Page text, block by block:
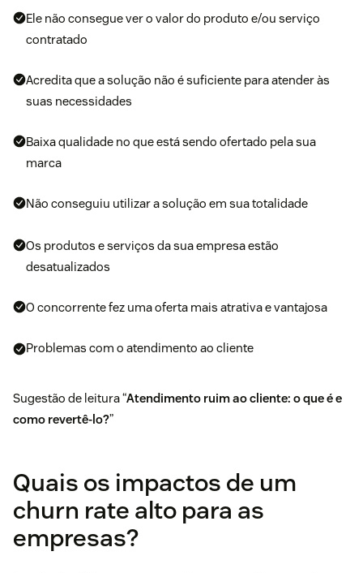
Ele não consegue ver o valor do produto e/ou serviço
contratado
Acredita que a solução não é suficiente para atender às
suas necessidades
Baixa qualidade no que está sendo ofertado pela sua
marca
Não conseguiu utilizar a solução em sua totalidade
Os produtos e serviços da sua empresa estão
desatualizados
O concorrente fez uma oferta mais atrativa e vantajosa
Problemas com o atendimento ao cliente
Sugestão de leitura “Atendimento ruim ao cliente: o que é e
como revertê-lo?”
Quais os impactos de um
churn rate alto para as
empresas?